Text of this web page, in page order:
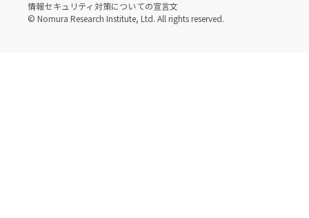
情報セキュリティ対策についての宣言文
© Nomura Research Institute, Ltd. All rights reserved.